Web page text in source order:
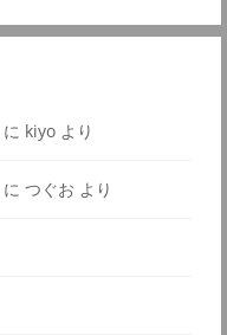
に kiyo より
に つぐお より